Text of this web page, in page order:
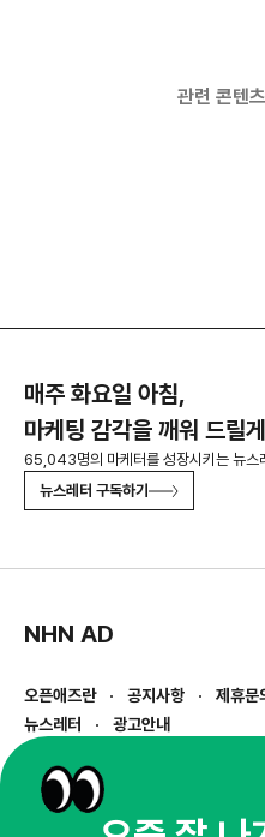
관련 콘텐
매주 화요일 아침,
마케팅 감각을 깨워 드릴
65,043명의 마케터를 성장시키는 뉴스
뉴스레터 구독하기
NHN AD
오픈애즈란 공지사항 제휴문
뉴스레터
광고안내
경기도 성남시 분당구 대왕판교로645번길 16
사업자등록번호 : 144-81-27690(